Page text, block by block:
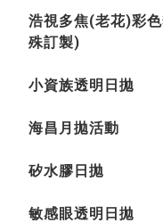
浩視多焦(老花)彩
殊訂製)
小資族透明日拋
海昌月拋活動
矽水膠日拋
敏感眼透明日拋